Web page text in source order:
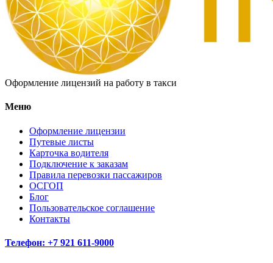
Оформление лицензий на работу в такси
Меню
Оформление лицензии
Путевые листы
Карточка водителя
Подключение к заказам
Правила перевозки пассажиров
ОСГОП
Блог
Пользовательское соглашение
Контакты
Телефон: +7 921 611-9000